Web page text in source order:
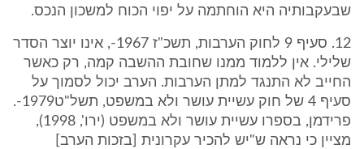
שבעקבותיה היא הוחתמה על יפוי הכוח למשכון הנכס.
12. סעיף 9 לחוק הערבות, תשכ"ז 1967-, אינו יוצר הסדר
שלילי. אין ללמוד ממנו שחובת ההשבה קמה, רק כאשר
החייב לא התנגד למתן הערבות. הערב יכול לסמוך על
סעיף 4 של חוק עשיית עושר ולא במשפט, תשל"ט1979-.
פרידמן, בספרו עשיית עושר ולא במשפט (ירו', 1998),
מציין כי נראה ש"יש להכיר עקרונית [בזכות הערב]